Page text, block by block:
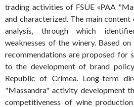
trading activities of FSUE «PAA
and characterized. The main
analysis, through which
weaknesses of the winery. Based
recommendations are proposed for
to the development of brand
Republic of Crimea. Long-term
"Massandra" activity development
competitiveness of wine